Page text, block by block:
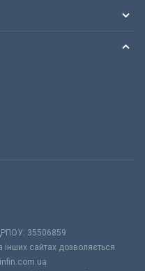
35506859
інших сайтах дозволяється